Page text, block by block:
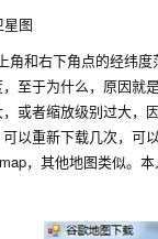
图
角和右下角点的经纬
至于为什么，原因就
或者缩放级别过大，
以重新下载几次，可
，其他地图类似。